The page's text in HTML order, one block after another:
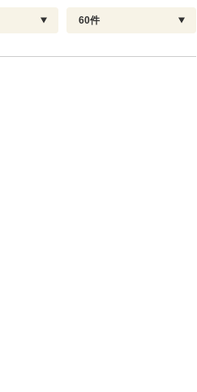
配送指定 解除
お届け日時指定可
60件